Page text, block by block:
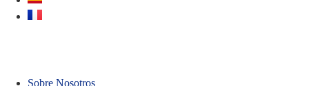
Sobre Nosotros